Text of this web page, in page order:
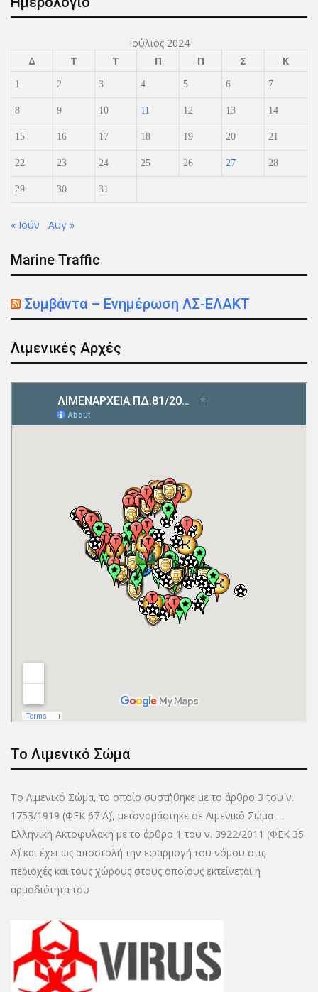
Ιούλιος 2024
Δ
Τ Τ Π Π Σ Κ
1 2 3 4 5 6 7
8 9 10 11 12 13 14
15 16 17 18 19 20 21
22 23 24 25 26 27 28
29 30 31
« Ιούν Αυγ »
Marine Traffic
Συμβάντα – Ενημέρωση ΛΣ-ΕΛΑΚΤ
Λιμενικές Αρχές
Το Λιμενικό Σώμα
Το Λιμενικό Σώμα, το οποίο συστήθηκε με το άρθρο 3 του ν.
1753/1919 (ΦΕΚ 67 Α΄), μετονομάστηκε σε Λιμενικό Σώμα –
Ελληνική Ακτοφυλακή με το άρθρο 1 του ν. 3922/2011 (ΦΕΚ 35
Α΄) και έχει ως αποστολή την εφαρμογή του νόμου στις
περιοχές και τους χώρους στους οποίους εκτείνεται η
αρμοδιότητά του